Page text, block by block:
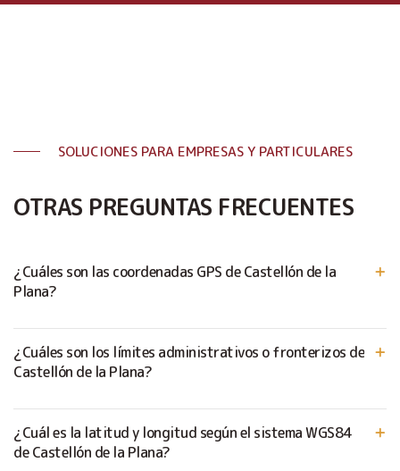
SOLUCIONES PARA EMPRESAS Y PARTICULARES
OTRAS PREGUNTAS FRECUENTES
¿Cuáles son las coordenadas GPS de Castellón de la
Plana?
¿Cuáles son los límites administrativos o fronterizos de
Castellón de la Plana?
¿Cuál es la latitud y longitud según el sistema WGS84
de Castellón de la Plana?